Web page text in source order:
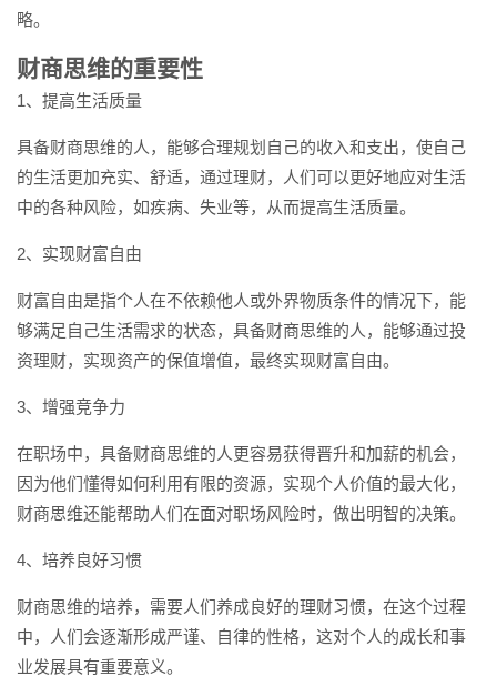
略。
财商思维的重要性
1、提高生活质量
具备财商思维的人，能够合理规划自己的收入和支出，使自己
的生活更加充实、舒适，通过理财，人们可以更好地应对生活
中的各种风险，如疾病、失业等，从而提高生活质量。
2、实现财富自由
财富自由是指个人在不依赖他人或外界物质条件的情况下，能
够满足自己生活需求的状态，具备财商思维的人，能够通过投
资理财，实现资产的保值增值，最终实现财富自由。
3、增强竞争力
在职场中，具备财商思维的人更容易获得晋升和加薪的机会，
因为他们懂得如何利用有限的资源，实现个人价值的最大化，
财商思维还能帮助人们在面对职场风险时，做出明智的决策。
4、培养良好习惯
财商思维的培养，需要人们养成良好的理财习惯，在这个过程
中，人们会逐渐形成严谨、自律的性格，这对个人的成长和事
业发展具有重要意义。